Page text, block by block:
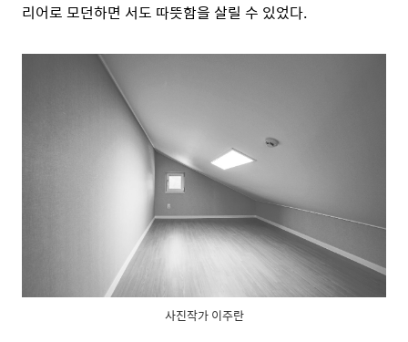
리어로 모던하면 서도 따뜻함을 살릴 수 있었다.
사진작가 이주란